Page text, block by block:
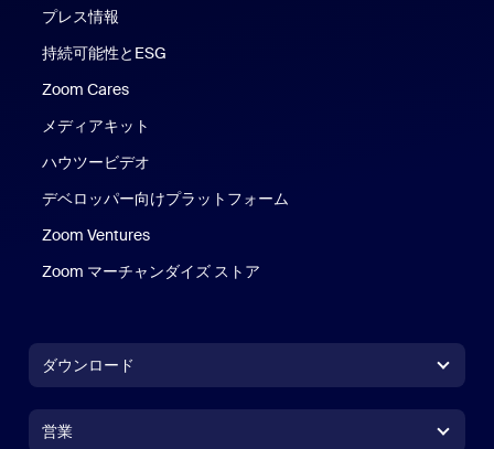
プレス情報
持続可能性とESG
Zoom Cares
メディアキット
ハウツービデオ
デベロッパー向けプラットフォーム
Zoom Ventures
Zoom マーチャンダイズ ストア
ダウンロード
営業